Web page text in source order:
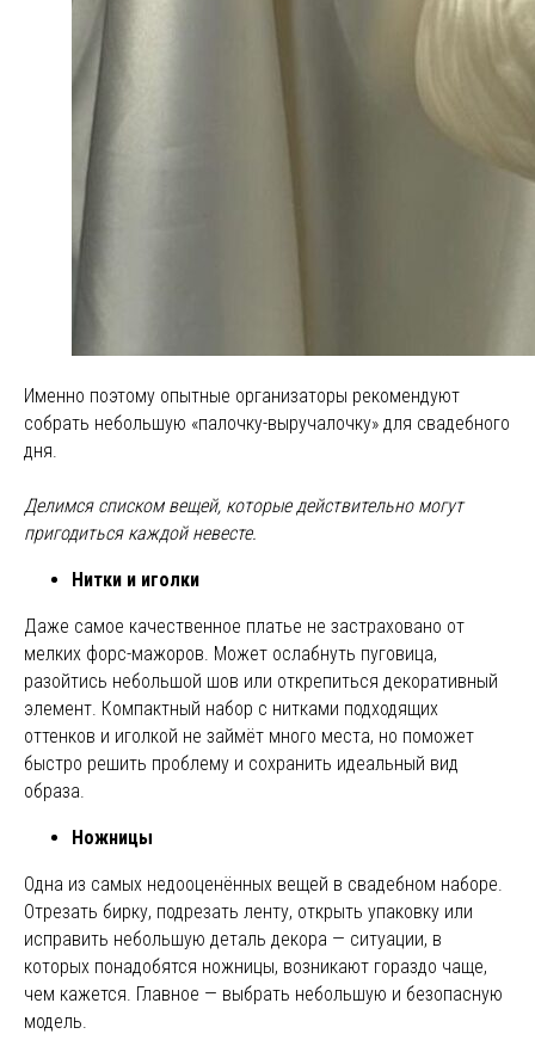
Именно поэтому опытные организаторы рекомендуют
собрать небольшую «палочку-выручалочку» для свадебного
дня.
Делимся списком вещей, которые действительно могут
пригодиться каждой невесте.
Нитки и иголки
Даже самое качественное платье не застраховано от
мелких форс-мажоров. Может ослабнуть пуговица,
разойтись небольшой шов или открепиться декоративный
элемент. Компактный набор с нитками подходящих
оттенков и иголкой не займёт много места, но поможет
быстро решить проблему и сохранить идеальный вид
образа.
Ножницы
Одна из самых недооценённых вещей в свадебном наборе.
Отрезать бирку, подрезать ленту, открыть упаковку или
исправить небольшую деталь декора — ситуации, в
которых понадобятся ножницы, возникают гораздо чаще,
чем кажется. Главное — выбрать небольшую и безопасную
модель.